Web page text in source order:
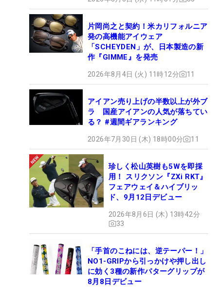
片岡尚之と契約！米カリフォルニア
発の高機能アイウェア
「SCHEYDEN」が、日本製造の新
作『GIMME』を発売
2026年8月4日 (火) 11時12分 11
アイアン売り上げの半数以上が外ブ
ラ 国産アイアンの人気が落ちてい
る？ #週間ギアランキング
2026年7月30日 (木) 18時00分 11
珍しく松山英樹も5Wを即採
用！ スリクソン『ZXi RKT』
フェアウェイ＆ハイブリッ
ド、9月12日デビュー
2026年8月6日 (木) 13時42分
33
「手首のこねには、逆テーパー！」
NO1-GRIPから引っかけや押し出し
に効く3種の新作パターグリップが
8月8日デビュー